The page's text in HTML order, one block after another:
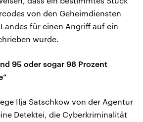
von den Geheimdiensten
für einen Angriff auf ein
wurde.
95 oder sogar 98 Prozent
Ilja Satschkow von der Agentur
Detektei, die Cyberkriminalität